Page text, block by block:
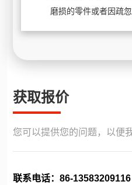
磨损的零件或者因疏忽
获取报价
您可以提供您的问题，以便
联系电话： 86-13583209116